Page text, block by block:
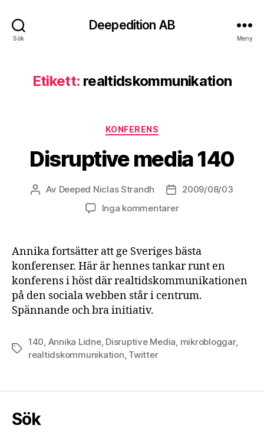
Sök
Deepedition AB
Meny
Etikett: realtidskommunikation
Kategorier
KONFERENS
Disruptive media 140
Inläggsförfattare
Av Deeped Niclas Strandh Inläggsdatum
2009/08/03
Inga kommentarer
Annika fortsätter att ge Sveriges bästa
konferenser. Här är hennes tankar runt en
konferens i höst där realtidskommunikationen
på den sociala webben står i centrum.
Spännande och bra initiativ.
Etiketter
140 Annika Lidne, Disruptive Media mikrobloggar,
realtidskommunikation Twitter
Sök